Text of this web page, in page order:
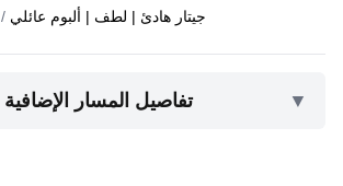
/ جيتار هادئ | لطف | ألبوم عائلي
تفاصيل المسار الإضافية ▼